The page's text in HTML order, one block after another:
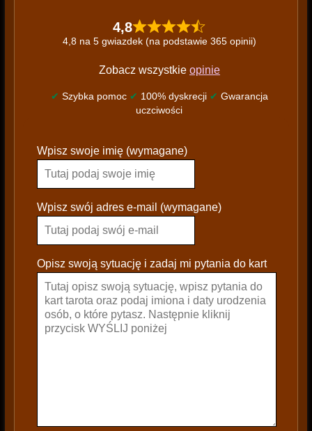
4,8
4,8 na 5 gwiazdek (na podstawie 365 opinii)
Zobacz wszystkie opinie
✔ Szybka pomoc ✔ 100% dyskrecji ✔ Gwarancja
uczciwości
l
a
s
e
a
e
Wpisz swoje imię (wymagane)
Wpisz swój adres e-mail (wymagane)
Opisz swoją sytuację i zadaj mi pytania do kart